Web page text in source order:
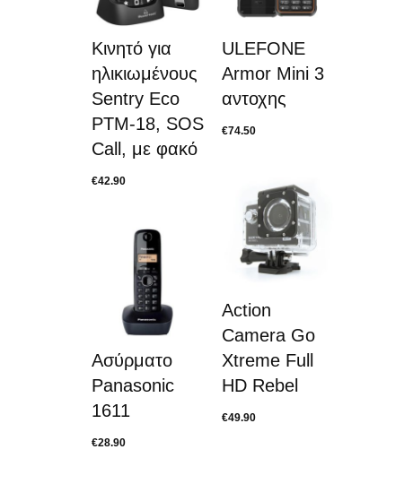
Κινητό για
ηλικιωμένους
Sentry Eco
PTM-18, SOS
Call, με φακό
€42.90
Ασύρματο
Panasonic
1611
€28.90
ULEFONE
Armor Mini 3
αντοχης
€74.50
Action
Camera Go
Xtreme Full
HD Rebel
€49.90